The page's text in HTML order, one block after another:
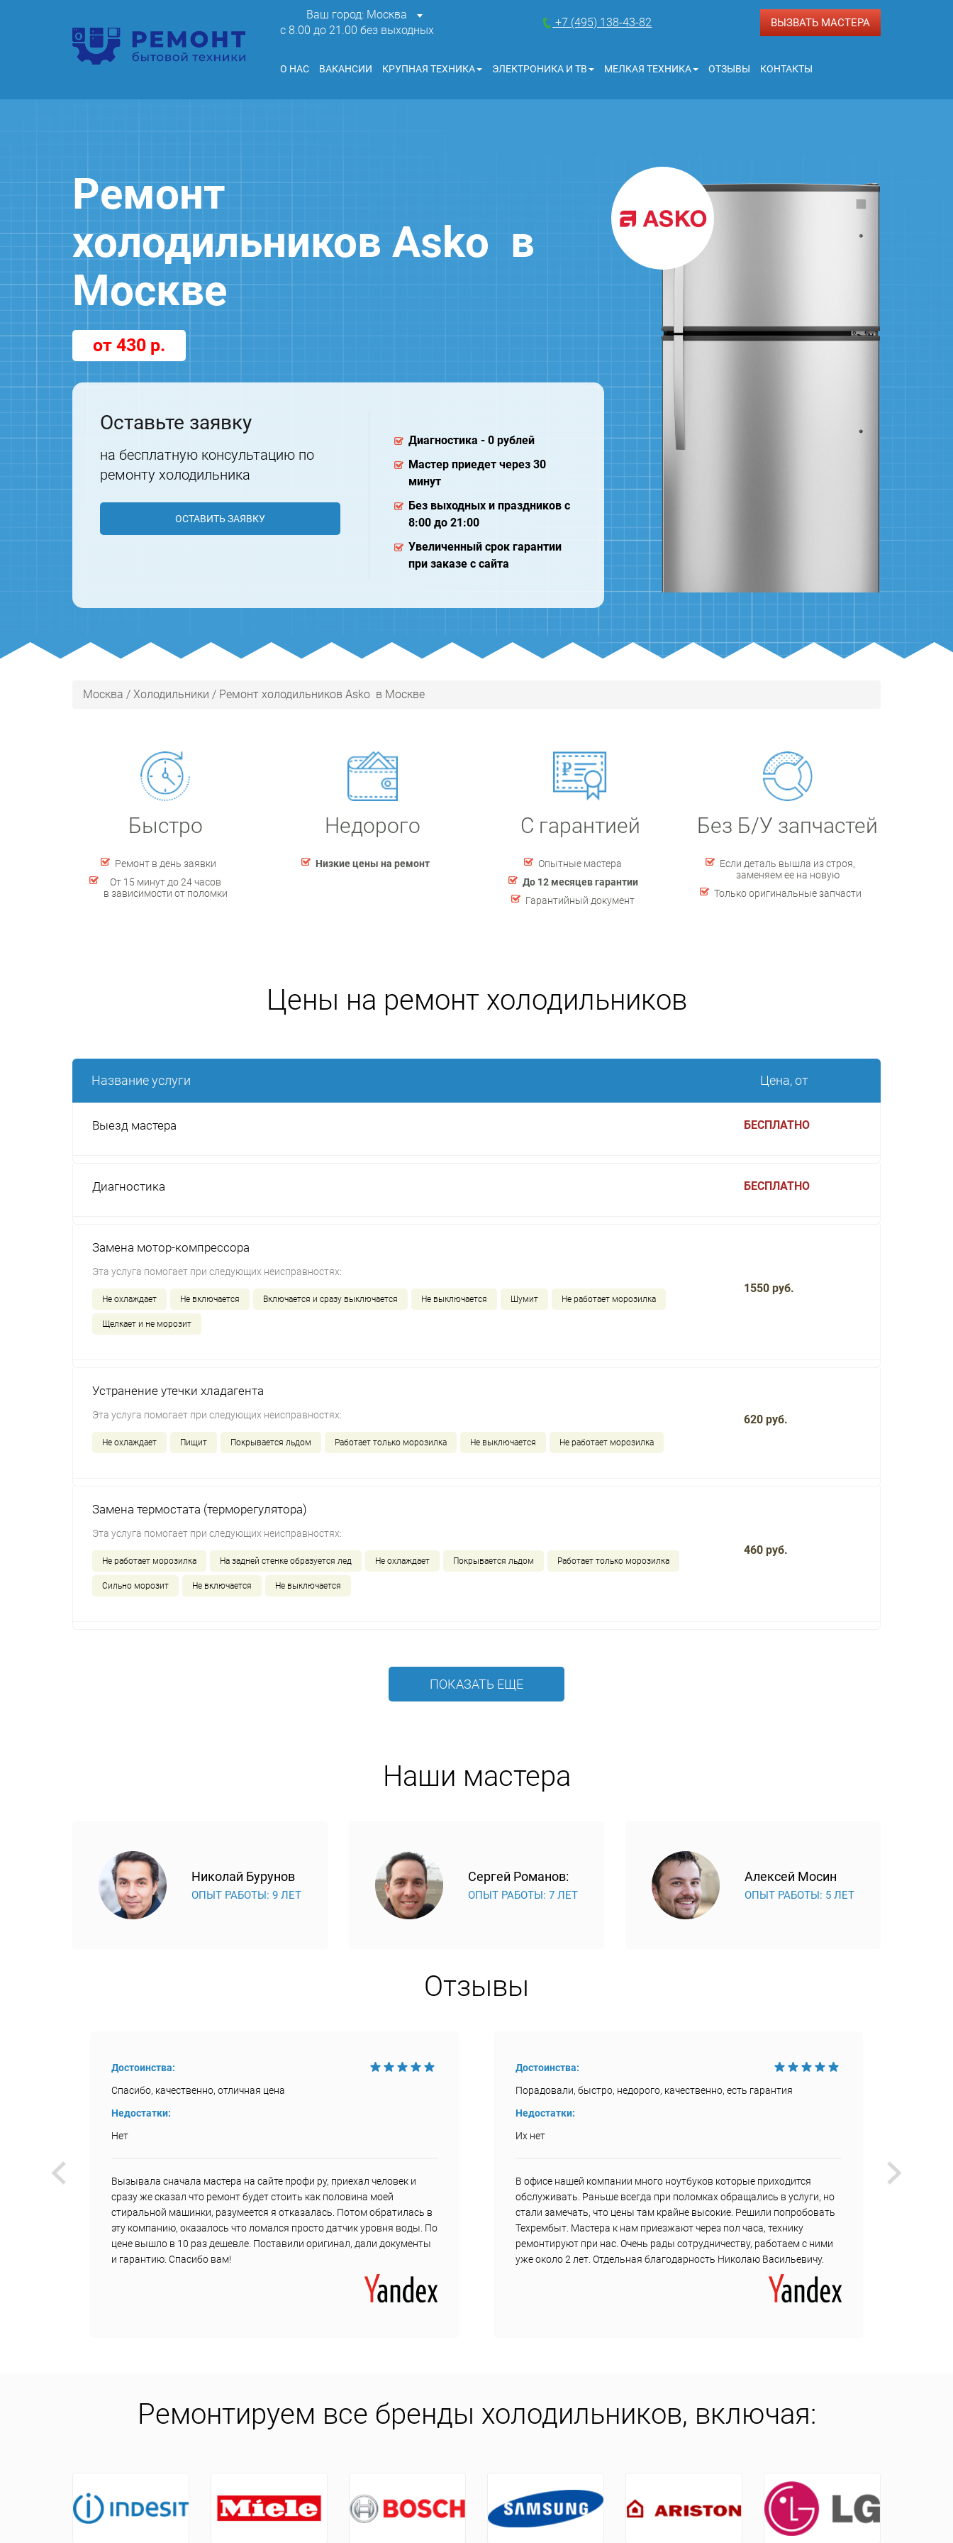
Ваш город: Москва
c 8.00 до 21.00 без выходных
+7 (495) 138-43-82 ВЫЗВАТЬ МАСТЕРА
О НАС ВАКАНСИИ КРУПНАЯ ТЕХНИКА ЭЛЕКТРОНИКА И ТВ МЕЛКАЯ ТЕХНИКА ОТЗЫВЫ КОНТАКТЫ
Ремонт
холодильников Asko в
Москве
от 430 р.
Оставьте заявку
на бесплатную консультацию по
ремонту холодильника
ОСТАВИТЬ ЗАЯВКУ
Диагностика - 0 рублей
Мастер приедет через 30
минут
Без выходных и праздников с
8:00 до 21:00
Увеличенный срок гарантии
при заказе с сайта
Москва / Холодильники / Ремонт холодильников Asko в Москве
Быстро
Ремонт в день заявки
От 15 минут до 24 часов
в зависимости от поломки
Недорого
Низкие цены на ремонт
С гарантией
Опытные мастера
До 12 месяцев гарантии
Гарантийный документ
Без Б/У запчастей
Если деталь вышла из строя,
заменяем ее на новую
Только оригинальные запчасти
Цены на ремонт холодильников
Название услуги Цена, от
Выезд мастера БЕСПЛАТНО
Диагностика БЕСПЛАТНО
Замена мотор-компрессора
Эта услуга помогает при следующих неисправностях:
Не охлаждает Не включается Включается и сразу выключается Не выключается Шумит Не работает морозилка
Щелкает и не морозит
1550 руб.
Устранение утечки хладагента
Эта услуга помогает при следующих неисправностях:
Не охлаждает Пищит Покрывается льдом Работает только морозилка Не выключается Не работает морозилка
620 руб.
Замена термостата (терморегулятора)
Эта услуга помогает при следующих неисправностях:
Не работает морозилка На задней стенке образуется лед Не охлаждает Покрывается льдом Работает только морозилка
Сильно морозит Не включается Не выключается
460 руб.
ПОКАЗАТЬ ЕЩЕ
Наши мастера
Николай Бурунов
ОПЫТ РАБОТЫ: 9 ЛЕТ
Сергей Романов:
ОПЫТ РАБОТЫ: 7 ЛЕТ
Алексей Мосин
ОПЫТ РАБОТЫ: 5 ЛЕТ
Отзывы
Достоинства:
Спасибо, качественно, отличная цена
Недостатки:
Нет
Вызывала сначала мастера на сайте профи ру, приехал человек и
сразу же сказал что ремонт будет стоить как половина моей
стиральной машинки, разумеется я отказалась. Потом обратилась в
эту компанию, оказалось что ломался просто датчик уровня воды. По
цене вышло в 10 раз дешевле. Поставили оригинал, дали документы
и гарантию. Спасибо вам!
Достоинства:
Порадовали, быстро, недорого, качественно, есть гарантия
Недостатки:
Их нет
В офисе нашей компании много ноутбуков которые приходится
обслуживать. Раньше всегда при поломках обращались в услуги, но
стали замечать, что цены там крайне высокие. Решили попробовать
Техрембыт. Мастера к нам приезжают через пол часа, технику
ремонтируют при нас. Очень рады сотрудничеству, работаем с ними
уже около 2 лет. Отдельная благодарность Николаю Васильевичу.
Ремонтируем все бренды холодильников, включая: